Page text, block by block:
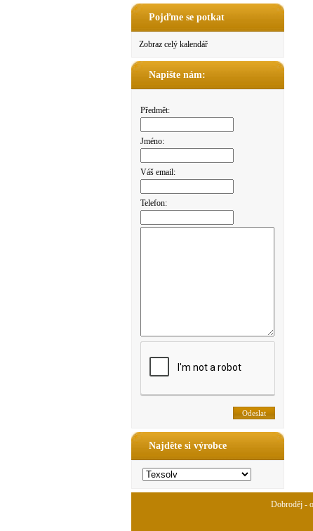
Pojďme se potkat
Zobraz celý kalendář
Napište nám:
Předmět:
Jméno:
Váš email:
Telefon:
Najděte si výrobce
Dobroděj -